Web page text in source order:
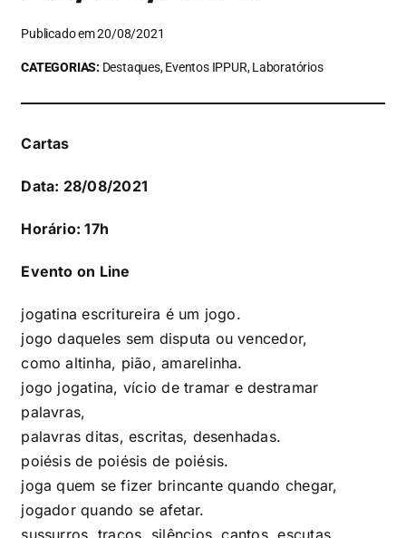
Publicado em 20/08/2021
CATEGORIAS: Destaques, Eventos IPPUR, Laboratórios
Cartas
Data: 28/08/2021
Horário: 17h
Evento on Line
jogatina escritureira é um jogo.
jogo daqueles sem disputa ou vencedor,
como altinha, pião, amarelinha.
jogo jogatina, vício de tramar e destramar
palavras,
palavras ditas, escritas, desenhadas.
poiésis de poiésis de poiésis.
joga quem se fizer brincante quando chegar,
jogador quando se afetar.
sussurros, traços, silêncios, cantos. escutas.